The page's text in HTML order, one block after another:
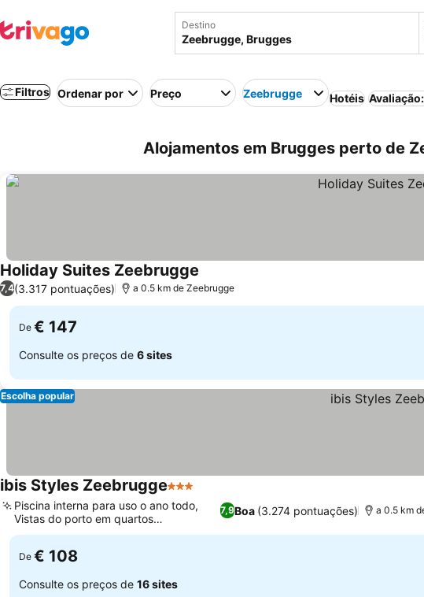
Destino
Filtros Ordenar por Preço Zeebrugge Hotéis
Alojamentos em Brugges perto de
Holiday Suites Zeebrugge
7,4(3.317 pontuações) a 0.5 km de Zeebrugge
De € 147
Consulte os preços de 6 sites
Escolha popular
ibis Styles Zeebrugge3 Estrelas
7,9Boa (3.274 pontuações)
Piscina interna para uso o ano todo,
Vistas do porto em quartos
selecionados
a 0.5 km
De € 108
Consulte os preços de 16 sites